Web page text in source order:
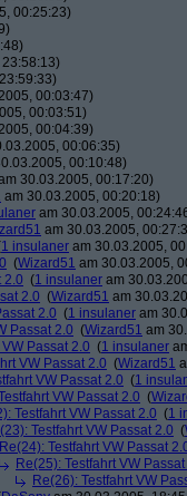
00:25:23)
00:03:47)
00:03:51)
00:04:39)
00:06:35)
00:10:48)
30.03.2005, 00:17:20)
am 30.03.2005, 00:20:18)
am 30.03.2005,
am 30.03.2005,
1 insulaner am 30.03.2005,
(Wizard51 am 30.03.2005,
2.0 (1 insulaner am
2.0 (Wizard51 am
2.0 (1 insulaner am
Passat 2.0 (Wizard51 am
Passat 2.0 (1 insulaner
VW Passat 2.0 (Wizard51
VW Passat 2.0 (1
VW Passat 2.0 (
Testfahrt VW Passat 2.0 (1
Testfahrt VW Passat 2.0 (
Re(24): Testfahrt VW Passat
Re(25): Testfahrt VW Passat
Re(26): Testfahrt VW